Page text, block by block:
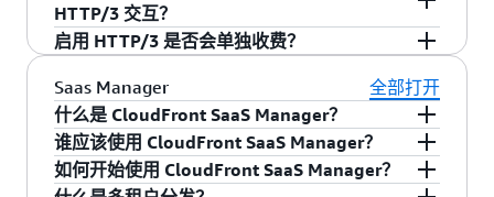
更快、更可靠的连接
RTT 进行 HTTP/3 的 TLS 握手，与以前的
地减少了握手失败。
更好的 Web 性能— CloudFront 的 HTTP/3 实
施支持客户端连接迁移，使客户端应用程序能
够以最少的中断从不良连接中恢复。与 TCP 不
面，然后转到“Supported HTTP Versions”（受支
持的 HTTP 版本）部分。 在该部分中，您可以选
择“HTTP/3, HTTP/2, HTTP/1.1, or HTTP/1.0”
（HTTP/3、HTTP/2、HTTP/1.1 或 HTTP/1.0）
手动添加 Alt-Svc 标头。我们希望您在应用程序中
启用对多种协议的支持，如果应用程序未能建立
HTTP/3 连接，它将回退至 HTTP /1.1 或
HTTP/2，也就是说，不支持 HTTP/3 的客户端仍
可以使用 HTTP/1.1 或 HTTP/2 与启用了 HTTP/3
的 CloudFront 分配的进行通信。回退支持是
HTTP/3 规范不可或缺的一部分，在支持 HTTP/3
CloudFront 边缘站点之间的通信中支持
HTTP/3。CloudFront 将继续使用 HTTP/1.1 传送
边缘站点与您的原始服务器之间的通信内容。
HTTP/3 交互？
HTTP/3 使用 QUIC，后者需要 TLSv1.3。因此，
只有 TLSv1.3 和受支持的 TLSv1.3 密码组可用于
建立 HTTP/3 连接，不受您选择的安全策略的影
响。有关详细信息，请参阅《CloudFront 开发人
员指南》中的“查看者与 CloudFront 之间受支持
的协议和密码”部分。
启用 HTTP/3 是否会单独收费？
不会，在 Amazon CloudFront 分发上启用
HTTP/3 不会产生单独的费用。HTTP/3 请求将按
照您的定价套餐中的请求价格收费。
Saas Manager
全部打开
什么是 CloudFront SaaS Manager？
CloudFront SaaS Manager 是 Amazon CloudFront
的一项新功能，可帮助软件即服务（SaaS）和
谁应该使用 CloudFront SaaS Manager？
CloudFront SaaS Manager 专为面临高效管理多个
如何开始使用 CloudFront SaaS Manager？